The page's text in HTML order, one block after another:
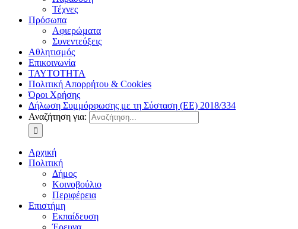
Τέχνες
Πρόσωπα
Αφιερώματα
Συνεντεύξεις
Αθλητισμός
Επικοινωνία
ΤΑΥΤΟΤΗΤΑ
Πολιτική Απορρήτου & Cookies
Όροι Χρήσης
Δήλωση Συμμόρφωσης με τη Σύσταση (ΕΕ) 2018/334
Αναζήτηση για:
Αρχική
Πολιτική
Δήμος
Κοινοβούλιο
Περιφέρεια
Επιστήμη
Εκπαίδευση
Έρευνα